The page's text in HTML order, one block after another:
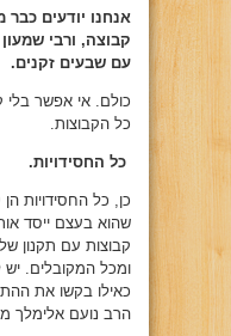
אנחנו יודעים
קבוצה, ורבי
עם שבעים זקנים.
כולם. אי אפשר
כל הקבוצות.
כל החסידויות.
כן, כל החסידויות
שהוא בעצם ייסד
קבוצות עם תקנון
ומכל המקובלים.
כאילו בקשו את
הרב נועם אלימלך